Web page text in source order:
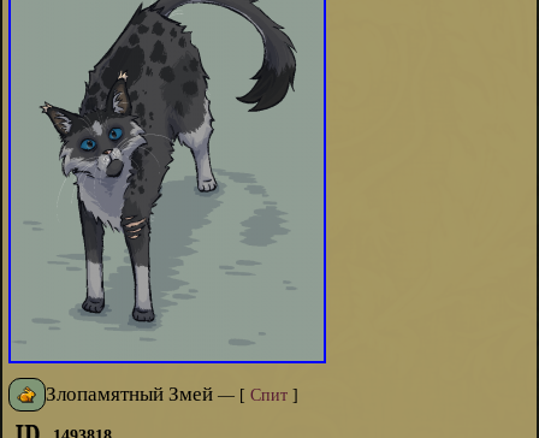
Злопамятный Змей— [ Спит]